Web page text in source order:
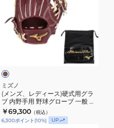
球
一
般
プ
ロ
ス
デ
硬
式
用
グ
ラ
ミズノ
(メンズ、レディース)硬式用グラ
ブ 内野手用 野球グローブ 一般 ミ
ズノプロ 限定モデル 1AJGH33223
6880 お一人様一点まで
￥69,300 （税込）
6,300ポイント (10%) UP